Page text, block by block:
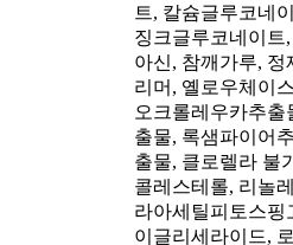
트, 칼슘글루코네
징크글루코네이트
아신, 참깨가루,
리머, 옐로우체이
오크롤레우카추출
출물, 록샘파이어
출물, 클로렐라 불
콜레스테롤, 리놀
라아세틸피토스핑
이글리세라이드,